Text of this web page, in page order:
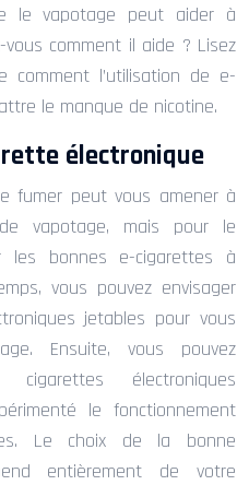
le vapotage peut aider à
comment il aide ? Lisez
comment l’utilisation de e-
le manque de nicotine.
électronique
fumer peut vous amener à
vapotage, mais pour le
les bonnes e-cigarettes à
vous pouvez envisager
jetables pour vous
Ensuite, vous pouvez
électroniques
le fonctionnement
Le choix de la bonne
entièrement de votre